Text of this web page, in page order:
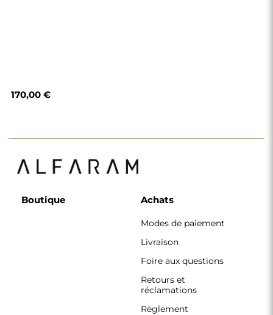
170,00 €
Boutique Achats
Modes de paiement
Livraison
Foire aux questions
Retours et
réclamations
Règlement